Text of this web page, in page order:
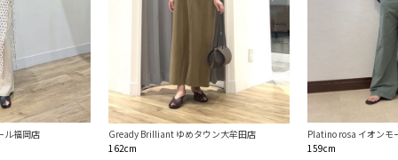
ル福岡店
Gready Brilliant ゆめタウン大牟田店
162cm
Platino rosa イオンモ
159cm